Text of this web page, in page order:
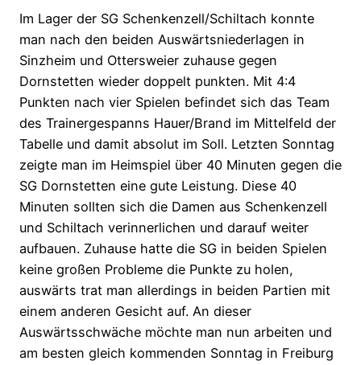
Im Lager der SG Schenkenzell/Schiltach konnte
man nach den beiden Auswärtsniederlagen in
Sinzheim und Ottersweier zuhause gegen
Dornstetten wieder doppelt punkten. Mit 4:4
Punkten nach vier Spielen befindet sich das Team
des Trainergespanns Hauer/Brand im Mittelfeld der
Tabelle und damit absolut im Soll. Letzten Sonntag
zeigte man im Heimspiel über 40 Minuten gegen die
SG Dornstetten eine gute Leistung. Diese 40
Minuten sollten sich die Damen aus Schenkenzell
und Schiltach verinnerlichen und darauf weiter
aufbauen. Zuhause hatte die SG in beiden Spielen
keine großen Probleme die Punkte zu holen,
auswärts trat man allerdings in beiden Partien mit
einem anderen Gesicht auf. An dieser
Auswärtsschwäche möchte man nun arbeiten und
am besten gleich kommenden Sonntag in Freiburg